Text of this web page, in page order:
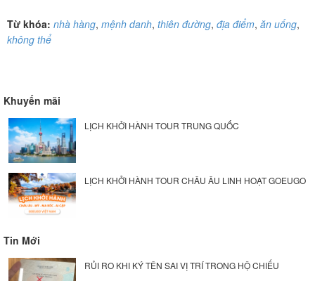
Từ khóa: nhà hàng, mệnh danh, thiên đường, địa điểm, ăn uống,
không thể
Khuyến mãi
LỊCH KHỞI HÀNH TOUR TRUNG QUỐC
LỊCH KHỞI HÀNH TOUR CHÂU ÂU LINH HOẠT GOEUGO
Tin Mới
RỦI RO KHI KÝ TÊN SAI VỊ TRÍ TRONG HỘ CHIẾU